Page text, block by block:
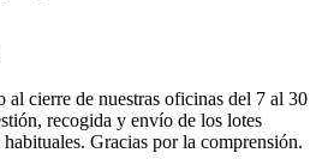
al cierre de nuestras oficinas del 7 al 30
recogida y envío de los lotes
Gracias por la comprensión.